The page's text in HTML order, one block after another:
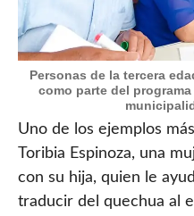
Personas de la tercera
como parte del
Uno de los ejemplos
Toribia Espinoza, una
con su hija, quien le
traducir del quechua al